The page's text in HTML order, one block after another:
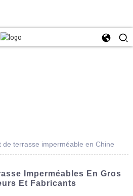
de terrasse imperméable en Chine
Imperméables En Gros
Et Fabricants